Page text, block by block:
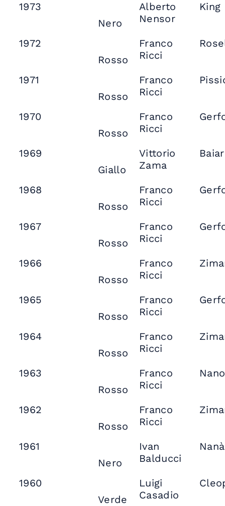
1973
Nero
Alberto
Nensor
King
1972
Rosso
Franco
Ricci
1971
Rosso
Franco
Ricci
1970
Rosso
Franco
Ricci
1969
Giallo
Vittorio
Zama
1968
Rosso
Franco
Ricci
1967
Rosso
Franco
Ricci
1966
Rosso
Franco
Ricci
1965
Rosso
Franco
Ricci
1964
Rosso
Franco
Ricci
1963
Rosso
Franco
Ricci
Nano
1962
Rosso
Franco
Ricci
1961
Nero
Ivan
Balducci
Nanà
1960
Verde
Luigi
Casadio